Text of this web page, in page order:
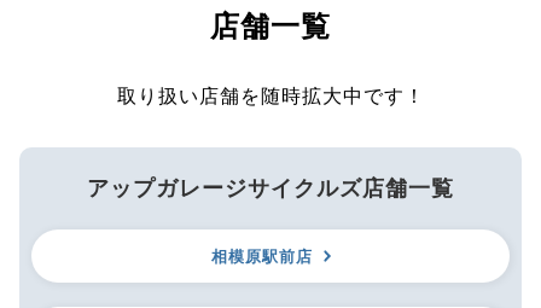
店舗一覧
取り扱い店舗を随時拡大中です！
アップガレージサイクルズ店舗一覧
相模原駅前店